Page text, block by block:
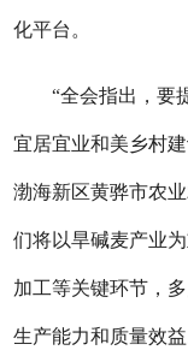
化平台。
“全会指出，要提
宜居宜业和美乡村
渤海新区黄骅市农
们将以旱碱麦产业
加工等关键环节，
生产能力和质量效